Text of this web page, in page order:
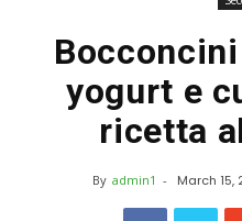
yogurt e
ricetta
By admin1 - March 15,